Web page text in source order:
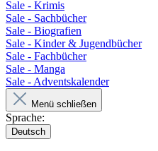
Sale - Krimis
Sale - Sachbücher
Sale - Biografien
Sale - Kinder & Jugendbücher
Sale - Fachbücher
Sale - Manga
Sale - Adventskalender
Menü schließen
Sprache:
Deutsch